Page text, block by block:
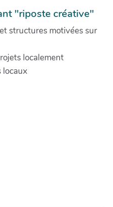
"riposte créative"
structures motivées sur
localement
locaux